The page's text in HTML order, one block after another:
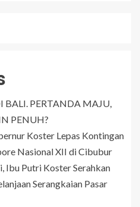
PERTANDA MAJU,
PENUH?
Koster Lepas Kontingan
Nasional XII di Cibubur
Ibu Putri Koster Serahkan
Serangkaian Pasar